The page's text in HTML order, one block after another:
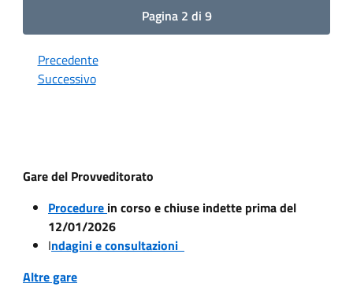
Pagina 2 di 9
Precedente
Successivo
Gare del Provveditorato
Procedure in corso e chiuse indette prima del
12/01/2026
Indagini e consultazioni
Altre gare